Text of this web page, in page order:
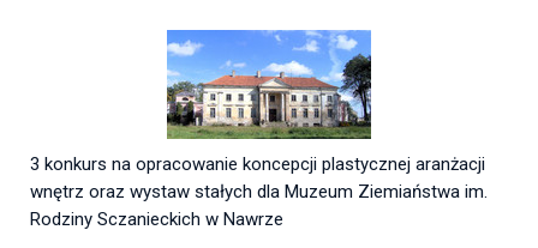
3 konkurs na opracowanie koncepcji plastycznej aranżacji
wnętrz oraz wystaw stałych dla Muzeum Ziemiaństwa im.
Rodziny Sczanieckich w Nawrze